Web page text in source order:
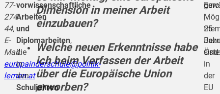
77-
274
44,
E-
Mail:
europainderschule@politik-
lernen.at
vorwissenschaftliche
Arbeiten
und
Diplomarbeiten,
die
in
den
Schuljahren
Dimension in meiner Arbeit
einzubauen?
Welche neuen Erkenntnisse habe
ich beim Verfassen der Arbeit
über die Europäische Union
erworben?
sind:
|
25
in
der
EU